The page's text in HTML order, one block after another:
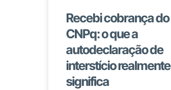
Recebi cobrança do
CNPq: o que a
autodeclaração de
interstício realmente
significa